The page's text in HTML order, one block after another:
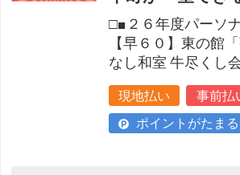
□■２６年度パーソ
【早６０】東の館
なし和室 牛尽くし
現地払い
事前払
ポイントがたまる